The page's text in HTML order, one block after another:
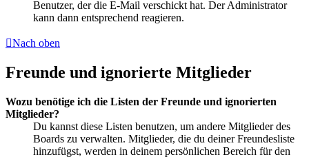
Benutzer, der die E-Mail verschickt hat. Der Administrator
kann dann entsprechend reagieren.
Nach oben
Freunde und ignorierte Mitglieder
Wozu benötige ich die Listen der Freunde und ignorierten
Mitglieder?
Du kannst diese Listen benutzen, um andere Mitglieder des
Boards zu verwalten. Mitglieder, die du deiner Freundesliste
hinzufügst, werden in deinem persönlichen Bereich für den